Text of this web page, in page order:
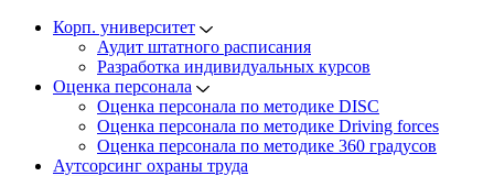
Корп. университет
Аудит штатного расписания
Разработка индивидуальных курсов
Оценка персонала
Оценка персонала по методике DISC
Оценка персонала по методике Driving forces
Оценка персонала по методике 360 градусов
Аутсорсинг охраны труда